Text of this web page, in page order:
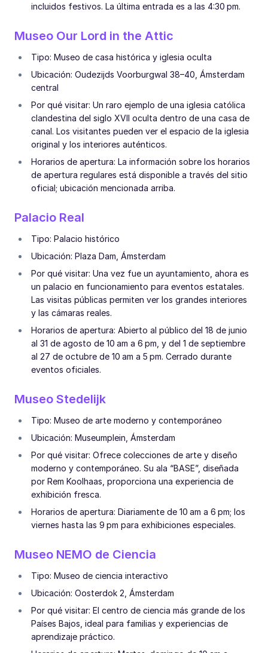
incluidos festivos. La última entrada es a las 4:30 pm.
Museo Our Lord in the Attic
Tipo: Museo de casa histórica y iglesia oculta
Ubicación: Oudezijds Voorburgwal 38–40, Ámsterdam
central
Por qué visitar: Un raro ejemplo de una iglesia católica
clandestina del siglo XVII oculta dentro de una casa de
canal. Los visitantes pueden ver el espacio de la iglesia
original y los interiores auténticos.
Horarios de apertura: La información sobre los horarios
de apertura regulares está disponible a través del sitio
oficial; ubicación mencionada arriba.
Palacio Real
Tipo: Palacio histórico
Ubicación: Plaza Dam, Ámsterdam
Por qué visitar: Una vez fue un ayuntamiento, ahora es
un palacio en funcionamiento para eventos estatales.
Las visitas públicas permiten ver los grandes interiores
y las cámaras reales.
Horarios de apertura: Abierto al público del 18 de junio
al 31 de agosto de 10 am a 6 pm, y del 1 de septiembre
al 27 de octubre de 10 am a 5 pm. Cerrado durante
eventos oficiales.
Museo Stedelijk
Tipo: Museo de arte moderno y contemporáneo
Ubicación: Museumplein, Ámsterdam
Por qué visitar: Ofrece colecciones de arte y diseño
moderno y contemporáneo. Su ala “BASE”, diseñada
por Rem Koolhaas, proporciona una experiencia de
exhibición fresca.
Horarios de apertura: Diariamente de 10 am a 6 pm; los
viernes hasta las 9 pm para exhibiciones especiales.
Museo NEMO de Ciencia
Tipo: Museo de ciencia interactivo
Ubicación: Oosterdok 2, Ámsterdam
Por qué visitar: El centro de ciencia más grande de los
Países Bajos, ideal para familias y experiencias de
aprendizaje práctico.